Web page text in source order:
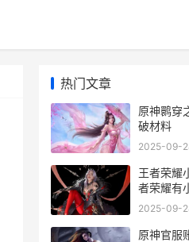
热门文章
原神鹮穿
破材料
2025-09-
王者荣耀
者荣耀有
2025-09-
原神官服